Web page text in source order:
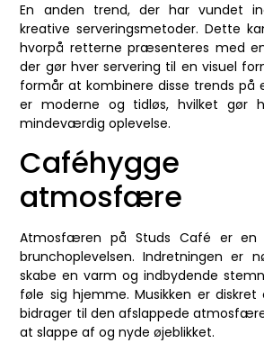
En anden trend, der har vundet
kreative serveringsmetoder. Dette
hvorpå retterne præsenteres med
der gør hver servering til en visuel
formår at kombinere disse trends på
er moderne og tidløs, hvilket gør
mindeværdig oplevelse.
atmosfære
Atmosfæren på Studs Café er en
brunchoplevelsen. Indretningen er
skabe en varm og indbydende
føle sig hjemme. Musikken er diskret
bidrager til den afslappede
at slappe af og nyde øjeblikket.